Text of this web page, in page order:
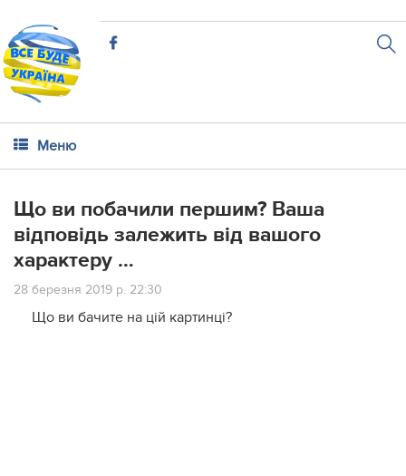
Меню
Що ви побачили першим? Ваша
відповідь залежить від вашого
характеру …
28 березня 2019 р. 22:30
Що ви бачите на цій картинці?